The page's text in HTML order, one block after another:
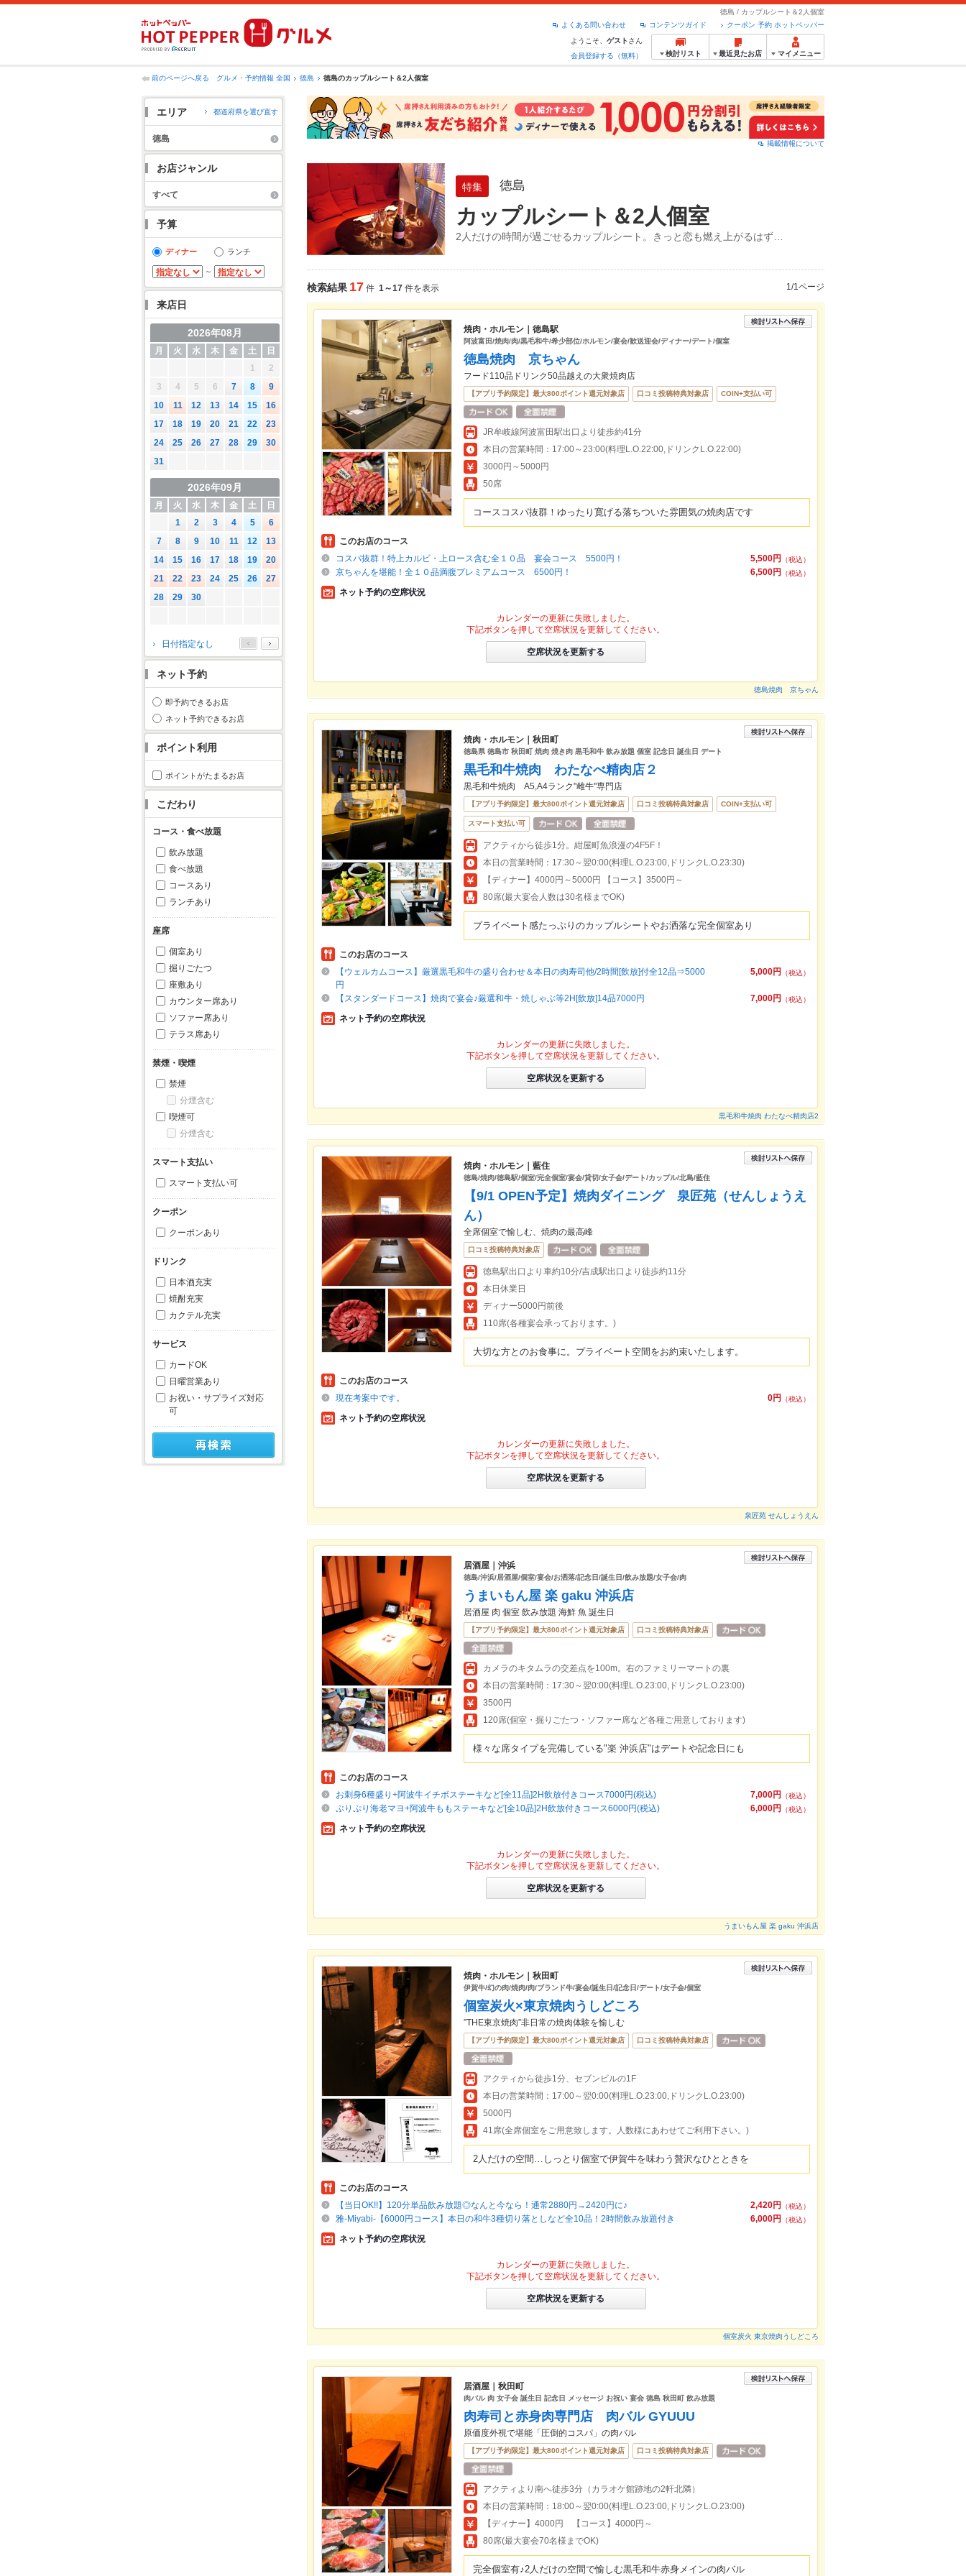
徳島 / カップルシート＆2人個室
クーポン 予約 ホットペッパー
コンテンツガイド
よくある問い合わせ
ようこそ、 ゲスト さん
会員登録する（無料）
検討リスト 最近見たお店 マイメニュー
前のページへ戻る グルメ・予約情報 全国 徳島 徳島のカップルシート＆2人個室
エリア 都道府県を選び直す
徳島
お店ジャンル
すべて
予算
ディナー ランチ
～
来店日
2026年08月
月 火 水 木 金 土
日
1
2
3
4 5 6 7 8
9
10
11 12 13 14 15
16
17
18 19 20 21 22
23
24
25 26 27 28 29
30
31
2026年09月
月 火 水 木 金 土
日
1
2 3 4 5
6
7
8 9 10 11 12
13
14
15 16 17 18 19
20
21
22 23 24 25 26
27
28
29 30
2026年10月
月 火 水 木 金 土
日
5
12
14 15 16
19
20 21 22 23 24
25
26
27 28 29
日付指定なし
ネット予約
即予約できるお店
ネット予約できるお店
ポイント利用
ポイントがたまるお店
こだわり
コース・食べ放題
飲み放題
食べ放題
コースあり
ランチあり
座席
個室あり
掘りごたつ
座敷あり
カウンター席あり
ソファー席あり
テラス席あり
禁煙・喫煙
禁煙
分煙含む
喫煙可
分煙含む
スマート支払い
スマート支払い可
クーポン
クーポンあり
ドリンク
日本酒充実
焼酎充実
カクテル充実
サービス
カードOK
日曜営業あり
お祝い・サプライズ対応
可
掲載情報について
特集 徳島
カップルシート＆2人個室
2人だけの時間が過ごせるカップルシート。きっと恋も燃え上がるはず…
検索結果 17 件 1～17 件を表示 1/1ページ
焼肉・ホルモン｜徳島駅
阿波富田/焼肉/肉/黒毛和牛/希少部位/ホルモン/宴会/歓送迎会/ディナー/デート/個室
徳島焼肉 京ちゃん
フード110品ドリンク50品越えの大衆焼肉店
【アプリ予約限定】最大800ポイント還元対象店 口コミ投稿特典対象店 COIN+支払い可
JR牟岐線阿波富田駅出口より徒歩約41分
本日の営業時間：17:00～23:00(料理L.O.22:00,ドリンクL.O.22:00)
3000円～5000円
50席
コースコスパ抜群！ゆったり寛げる落ちついた雰囲気の焼肉店です
このお店のコース
5,500円
（税込）
コスパ抜群！特上カルビ・上ロース含む全１０品 宴会コース 5500円！
6,500円
（税込）
京ちゃんを堪能！全１０品満腹プレミアムコース 6500円！
ネット予約の空席状況
カレンダーの更新に失敗しました。
下記ボタンを押して空席状況を更新してください。
空席状況を更新する
徳島焼肉 京ちゃん
焼肉・ホルモン｜秋田町
徳島県 徳島市 秋田町 焼肉 焼き肉 黒毛和牛 飲み放題 個室 記念日 誕生日 デート
黒毛和牛焼肉 わたなべ精肉店２
黒毛和牛焼肉 A5,A4ランク"雌牛"専門店
【アプリ予約限定】最大800ポイント還元対象店 口コミ投稿特典対象店 COIN+支払い可
スマート支払い可
アクティから徒歩1分。紺屋町魚浪漫の4F5F！
本日の営業時間：17:30～翌0:00(料理L.O.23:00,ドリンクL.O.23:30)
【ディナー】4000円～5000円 【コース】3500円～
80席(最大宴会人数は30名様までOK)
プライベート感たっぷりのカップルシートやお洒落な完全個室あり
このお店のコース
5,000円
（税込）
【ウェルカムコース】厳選黒毛和牛の盛り合わせ＆本日の肉寿司他/2時間[飲放]付全12品⇒5000
円
7,000円
（税込）
【スタンダードコース】焼肉で宴会♪厳選和牛・焼しゃぶ等2H[飲放]14品7000円
ネット予約の空席状況
カレンダーの更新に失敗しました。
下記ボタンを押して空席状況を更新してください。
空席状況を更新する
黒毛和牛焼肉 わたなべ精肉店2
焼肉・ホルモン｜藍住
徳島/焼肉/徳島駅/個室/完全個室/宴会/貸切/女子会/デート/カップル/北島/藍住
【9/1 OPEN予定】焼肉ダイニング 泉匠苑（せんしょうえ
ん）
全席個室で愉しむ、焼肉の最高峰
口コミ投稿特典対象店
徳島駅出口より車約10分/吉成駅出口より徒歩約11分
本日休業日
ディナー5000円前後
110席(各種宴会承っております。)
大切な方とのお食事に。プライベート空間をお約束いたします。
このお店のコース
0円
（税込）
現在考案中です。
ネット予約の空席状況
カレンダーの更新に失敗しました。
下記ボタンを押して空席状況を更新してください。
空席状況を更新する
泉匠苑 せんしょうえん
居酒屋｜沖浜
徳島/沖浜/居酒屋/個室/宴会/お洒落/記念日/誕生日/飲み放題/女子会/肉
うまいもん屋 楽 gaku 沖浜店
居酒屋 肉 個室 飲み放題 海鮮 魚 誕生日
【アプリ予約限定】最大800ポイント還元対象店 口コミ投稿特典対象店
カメラのキタムラの交差点を100m。右のファミリーマートの裏
本日の営業時間：17:30～翌0:00(料理L.O.23:00,ドリンクL.O.23:00)
3500円
120席(個室・掘りごたつ・ソファー席など各種ご用意しております)
様々な席タイプを完備している"楽 沖浜店"はデートや記念日にも
このお店のコース
7,000円
（税込）
お刺身6種盛り+阿波牛イチボステーキなど[全11品]2H飲放付きコース7000円(税込)
6,000円
（税込）
ぷりぷり海老マヨ+阿波牛ももステーキなど[全10品]2H飲放付きコース6000円(税込)
ネット予約の空席状況
カレンダーの更新に失敗しました。
下記ボタンを押して空席状況を更新してください。
空席状況を更新する
うまいもん屋 楽 gaku 沖浜店
焼肉・ホルモン｜秋田町
伊賀牛/幻の肉/焼肉/肉/ブランド牛/宴会/誕生日/記念日/デート/女子会/個室
個室炭火×東京焼肉うしどころ
”THE東京焼肉”非日常の焼肉体験を愉しむ
【アプリ予約限定】最大800ポイント還元対象店 口コミ投稿特典対象店
アクティから徒歩1分、セブンビルの1F
本日の営業時間：17:00～翌0:00(料理L.O.23:00,ドリンクL.O.23:00)
5000円
41席(全席個室をご用意致します。人数様にあわせてご利用下さい。)
2人だけの空間…しっとり個室で伊賀牛を味わう贅沢なひとときを
このお店のコース
2,420円
（税込）
【当日OK!!】120分単品飲み放題◎なんと今なら！通常2880円→2420円に♪
6,000円
（税込）
雅-Miyabi-【6000円コース】本日の和牛3種切り落としなど全10品！2時間飲み放題付き
ネット予約の空席状況
カレンダーの更新に失敗しました。
下記ボタンを押して空席状況を更新してください。
空席状況を更新する
個室炭火 東京焼肉うしどころ
居酒屋｜秋田町
肉バル 肉 女子会 誕生日 記念日 メッセージ お祝い 宴会 徳島 秋田町 飲み放題
肉寿司と赤身肉専門店 肉バル GYUUU
原価度外視で堪能「圧倒的コスパ」の肉バル
【アプリ予約限定】最大800ポイント還元対象店 口コミ投稿特典対象店
アクティより南へ徒歩3分（カラオケ館跡地の2軒北隣）
本日の営業時間：18:00～翌0:00(料理L.O.23:00,ドリンクL.O.23:00)
【ディナー】4000円 【コース】4000円～
80席(最大宴会70名様までOK)
完全個室有♪2人だけの空間で愉しむ黒毛和牛赤身メインの肉バル